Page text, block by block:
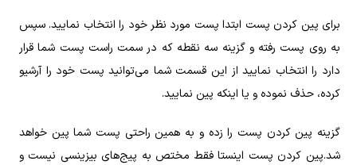
برای پین کردن پست ابتدا پست مورد نظر خود را انتخاب نمایید. سپس
به روی پست رفته و گزینه سه نقطه که در سمت راست پست شما قرار
دارد را انتخاب نمایید از این قسمت شما می‌توانید پست خود را آرشیو
کرده، حذف نموده و یا اینکه پین نمایید.
گزینه پین کردن پست را زده و به همین راحتی پست شما پین خواهد
شد.پین کردن پست اینستا فقط مختص به پیج‌های بیزینسی نیست و